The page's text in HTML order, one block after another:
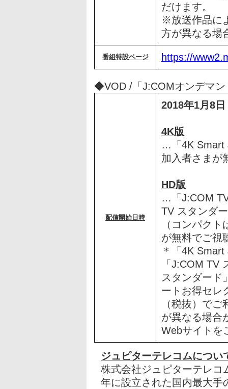
だけます。
※放送作品に
方が異なる場
番組特設ページ https://
◆VOD /「J:COMオンデマン
配信開始日時
2018年1月8
4K版
…「4K Smart
加入者さまが
HD版
…「J:COM
TV スタンダ
（コンパク
が無料でご視
＊「4K
「J:COM TV
スタンダード
ートお得セレ
（税抜）で
が異なる場合
Webサイトを
ジュピターテレコムについ
株式会社ジュピターテレコ
年に設立された国内最大手